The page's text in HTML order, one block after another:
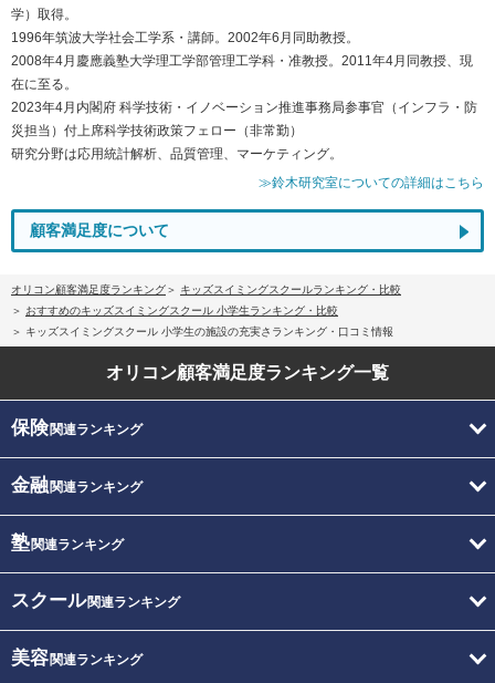
学）取得。
1996年筑波大学社会工学系・講師。2002年6月同助教授。
2008年4月慶應義塾大学理工学部管理工学科・准教授。2011年4月同教授、現
在に至る。
2023年4月内閣府 科学技術・イノベーション推進事務局参事官（インフラ・防
災担当）付上席科学技術政策フェロー（非常勤）
研究分野は応用統計解析、品質管理、マーケティング。
≫鈴木研究室についての詳細はこちら
顧客満足度について
オリコン顧客満足度ランキング
キッズスイミングスクールランキング・比較
おすすめのキッズスイミングスクール 小学生ランキング・比較
キッズスイミングスクール 小学生の施設の充実さランキング・口コミ情報
オリコン顧客満足度ランキング一覧
保険関連ランキング
金融関連ランキング
塾関連ランキング
スクール関連ランキング
美容関連ランキング